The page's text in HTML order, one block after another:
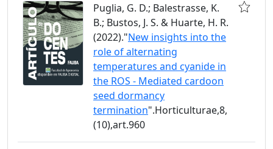
Puglia, G. D.; Balestrasse, K.
B.; Bustos, J. S. & Huarte, H. R.
(2022)."New insights into the
role of alternating
temperatures and cyanide in
the ROS - Mediated cardoon
seed dormancy
termination".Horticulturae,8,
(10),art.960